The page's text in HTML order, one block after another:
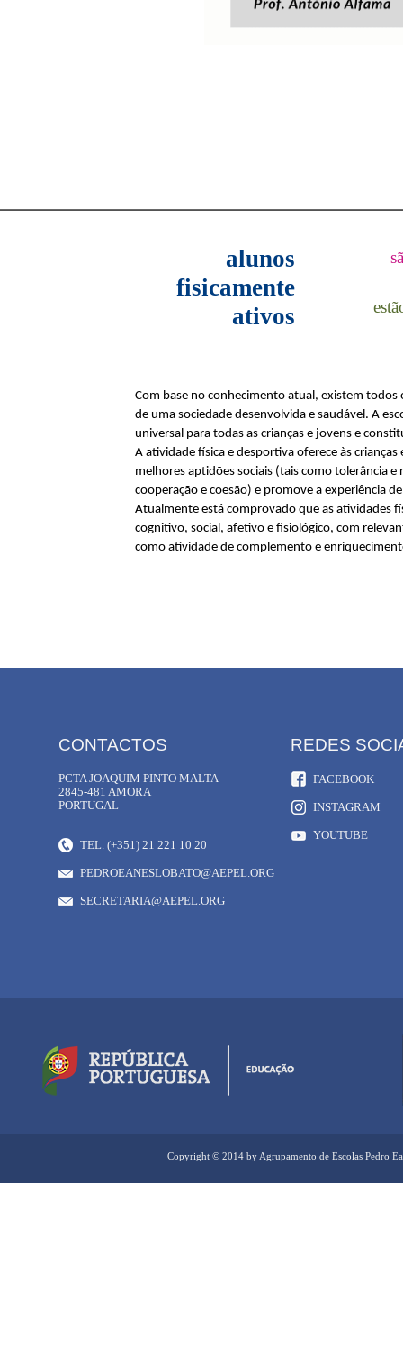
Com base no conhecimento atual, existem
de uma sociedade desenvolvida e saudável. A
universal para todas as crianças e jovens e
A atividade física e desportiva oferece às
melhores aptidões sociais (tais como tolerância
cooperação e coesão) e promove a experiência
Atualmente está comprovado que as atividades
cognitivo, social, afetivo e fisiológico, com
como atividade de complemento e
alunos
fisicamente
ativos
TEL. (+351) 21 221 10 20
PEDROEANESLOBATO@AEPEL.ORG
SECRETARIA@AEPEL.ORG
FACEBOOK
INSTAGRAM
YOUTUBE
CONTACTOS
PCTA JOAQUIM PINTO MALTA
2845-481 AMORA
PORTUGAL
REDES
Copyright © 2014 by Agrupamento de Escolas Pedro